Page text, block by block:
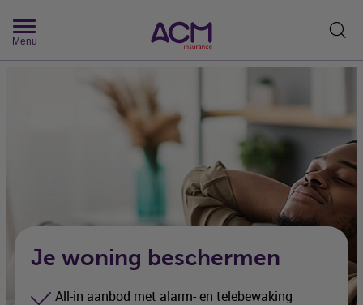
Menu
Je woning beschermen
All-in aanbod met alarm- en telebewaking